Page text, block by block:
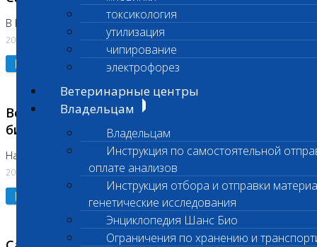
токсикология
утилизация
чипирование
электрофорез
Ветеринарные центры
Владельцам
Владельцам
Инструкция по самостоятельной
оплате анализов
Инструкция отбора и отправки
генетические исследования
Энциклопедия Шанс Био
Ограничения по хранению и
В Бутово 21.07.2026
20.07.2026
Подробнее
Возобновлено выполнение срочных
биохимических исследований
На Нагорной
20.07.2026
Подробнее